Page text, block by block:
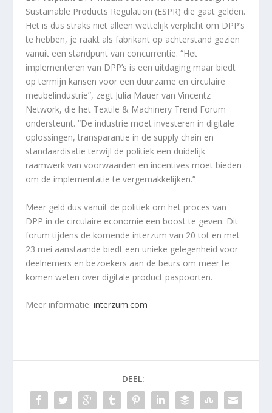
Sustainable Products Regulation (ESPR) die gaat gelden.
Het is dus straks niet alleen wettelijk verplicht om DPP’s
te hebben, je raakt als fabrikant op achterstand gezien
vanuit een standpunt van concurrentie. “Het
implementeren van DPP’s is een uitdaging maar biedt
op termijn kansen voor een duurzame en circulaire
meubelindustrie”, zegt Julia Mauer van Vincentz
Network, die het Textile & Machinery Trend Forum
ondersteunt. “De industrie moet investeren in digitale
oplossingen, transparantie in de supply chain en
standaardisatie terwijl de politiek een duidelijk
raamwerk van voorwaarden en incentives moet bieden
om de implementatie te vergemakkelijken.”
Meer geld dus vanuit de politiek om het proces van
DPP in de circulaire economie een boost te geven. Dit
forum tijdens de komende interzum van 20 tot en met
23 mei aanstaande biedt een unieke gelegenheid voor
deelnemers en bezoekers aan de beurs om meer te
komen weten over digitale product paspoorten.
Meer informatie:interzum.com
DEEL: